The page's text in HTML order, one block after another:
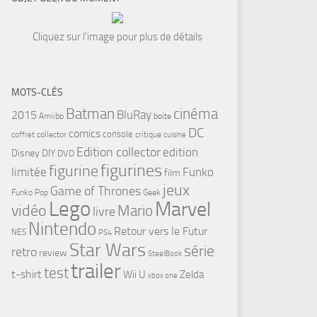
Cliquez sur l'image pour plus de détails
MOTS-CLÉS
2015 Amiibo Batman BluRay boite cinéma
coffret collector comics console critique cuisine DC
Disney DIY DVD Edition collector edition
limitée figurinefigurines film Funko
Funko Pop Game of Thrones Geek jeux
vidéo Lego livre Mario Marvel
NES Nintendo PS4 Retour vers le Futur
retro review Star Wars SteelBook série
t-shirttesttrailerWii U xbox one Zelda